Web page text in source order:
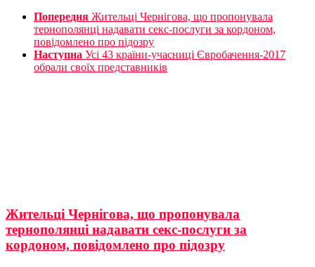
Попередня Жительці Чернігова, що пропонувала
тернополянці надавати секс-послуги за кордоном,
повідомлено про підозру
Наступна Усі 43 країни-учасниці Євробачення-2017
обрали своїх представників
Жительці Чернігова, що пропонувала
тернополянці надавати секс-послуги за
кордоном, повідомлено про підозру